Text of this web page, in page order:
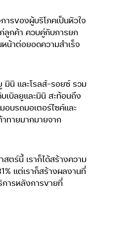
รของผู้บริโภคเป็นหัวใจ
ลูกค้า ควบคู่กับการยก
น้าต่อยอดความสำเร็จ
มินิ และโรลส์-รอยซ์ รวม
บิลยูและมินิ สะท้อนถึง
บรถมอเตอร์ไซค์และ
ทายมากมายจาก
ตร์นี้ เราก็ได้สร้างความ
แต่เราก็สร้างผลงานที่
การหลังการขายที่